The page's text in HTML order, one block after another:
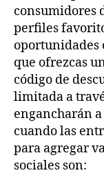
consumidores
perfiles
oportunidades
que ofrezcas
código de
limitada a
engancharán
cuando las
para agregar
sociales son: